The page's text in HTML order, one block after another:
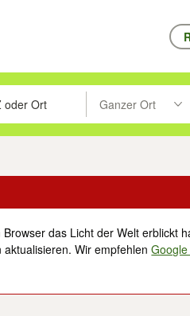
den Pfeiltasten nach oben/unten
Ort eingeben. Eingabetaste
Ganzer Ort
Suche im Umkreis
das Licht der Welt erblickt
aktualisieren. Wir empfehlen